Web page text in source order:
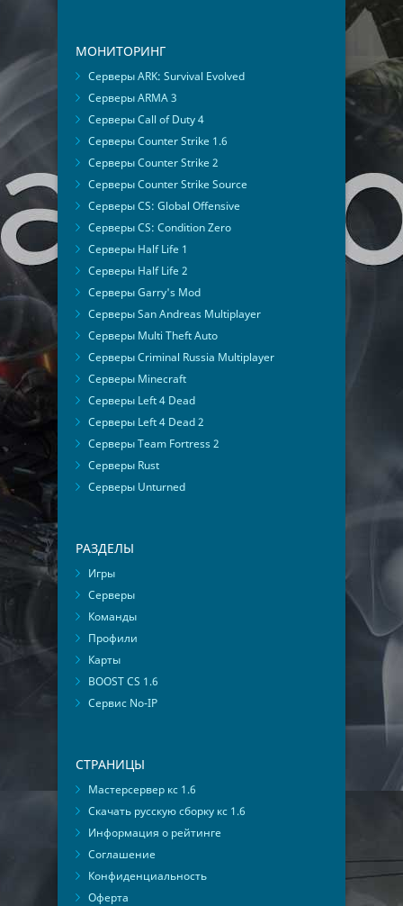
МОНИТОРИНГ
Серверы ARK: Survival Evolved
Серверы ARMA 3
Серверы Call of Duty 4
Серверы Counter Strike 1.6
Серверы Counter Strike 2
Серверы Counter Strike Source
Серверы CS: Global Offensive
Серверы CS: Condition Zero
Серверы Half Life 1
Серверы Half Life 2
Серверы Garry's Mod
Серверы San Andreas Multiplayer
Серверы Multi Theft Auto
Серверы Criminal Russia Multiplayer
Серверы Minecraft
Серверы Left 4 Dead
Серверы Left 4 Dead 2
Серверы Team Fortress 2
Серверы Rust
Серверы Unturned
РАЗДЕЛЫ
Игры
Серверы
Команды
Профили
Карты
BOOST CS 1.6
Сервис No-IP
СТРАНИЦЫ
Мастерсервер кс 1.6
Скачать русскую сборку кс 1.6
Информация о рейтинге
Соглашение
Конфиденциальность
Оферта